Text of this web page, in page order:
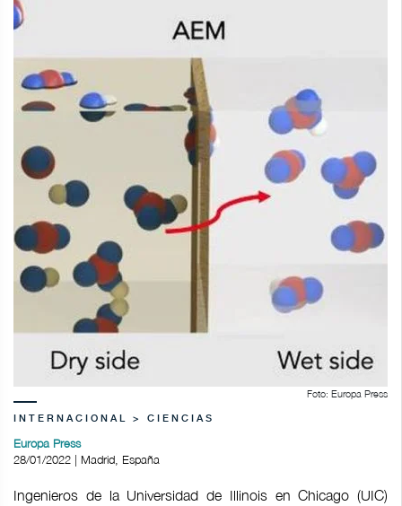
Foto: Europa Press
INTERNACIONAL > CIENCIAS
Europa Press
28/01/2022 | Madrid, España
Ingenieros de la Universidad de Illinois en Chicago (UIC)